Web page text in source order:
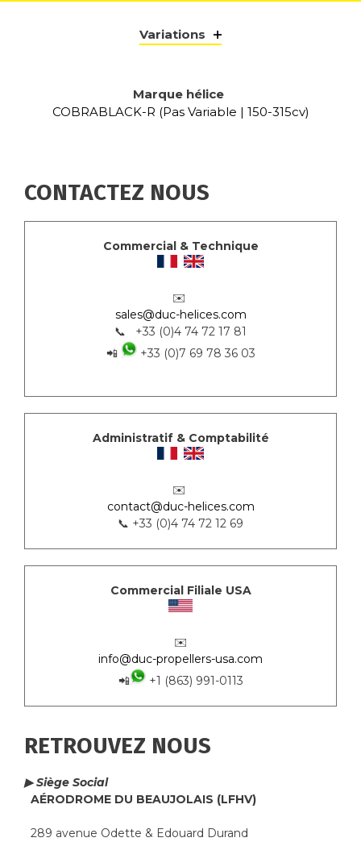
Variations
Marque hélice
COBRABLACK-R (Pas Variable | 150-315cv)
CONTACTEZ NOUS
Commercial & Technique
✉️
sales@duc-helices.com
📞 +33 (0)4 74 72 17 81
📲
+33 (0)7 69 78 36 03
Administratif & Comptabilité
✉️
contact@duc-helices.com
📞 +33 (0)4 74 72 12 69
Commercial Filiale USA
✉️
info@duc-propellers-usa.com
📲
+1 (863) 991-0113
RETROUVEZ NOUS
▶ Siège Social
AÉRODROME DU BEAUJOLAIS (LFHV)
289 avenue Odette & Edouard Durand